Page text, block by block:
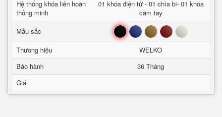
Hệ thống khóa liên hoàn
thông minh
01 khóa điện tử - 01 chìa bi- 01 khóa
cầm tay
Mầu sắc
Đen Xanh Nâu Đỏ Trắng
Thương hiệu
WELKO
Bảo hành
36 Tháng
Giá